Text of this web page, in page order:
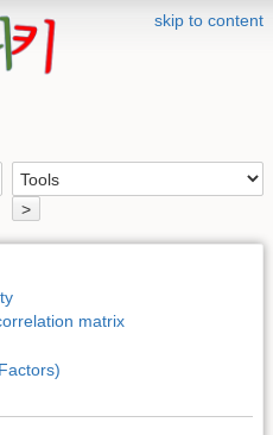
skip to content
>
matrix